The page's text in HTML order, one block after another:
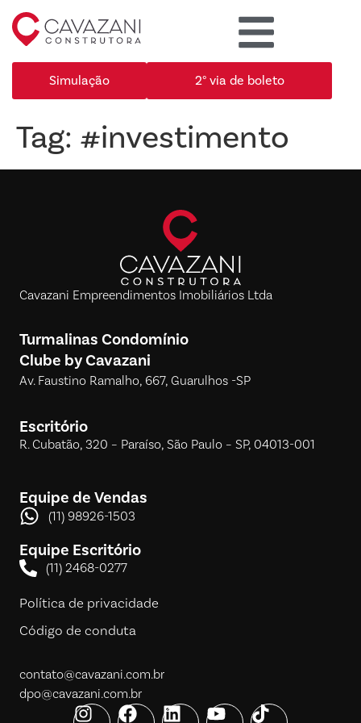
Simulação 2° via de boleto
Tag: #investimento
Cavazani Empreendimentos Imobiliários Ltda
Turmalinas Condomínio
Clube by Cavazani
Av. Faustino Ramalho, 667, Guarulhos -SP
Escritório
R. Cubatão, 320 – Paraíso, São Paulo – SP, 04013-001
Equipe de Vendas
(11) 98926-1503
Equipe Escritório
(11) 2468-0277
Política de privacidade
Código de conduta
contato@cavazani.com.br
dpo@cavazani.com.br